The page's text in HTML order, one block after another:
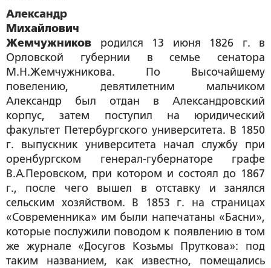
Александр
Михайлович
Жемчужников родился 13 июня 1826 г. в
Орловской губернии в семье сенатора
М.Н.Жемчужникова. По Высочайшему
повелению, девятилетним мальчиком
Александр был отдан в Александровский
корпус, затем поступил на юридический
факультет Петербургского университета. В 1850
г. выпускник университета начал службу при
оренбургском генерал-губернаторе графе
В.А.Перовском, при котором и состоял до 1867
г., после чего вышел в отставку и занялся
сельским хозяйством. В 1853 г. на страницах
«Современника» им были напечатаны «Басни»,
которые послужили поводом к появлению в том
же журнале «Досугов Козьмы Пруткова»: под
таким названием, как известно, помещались